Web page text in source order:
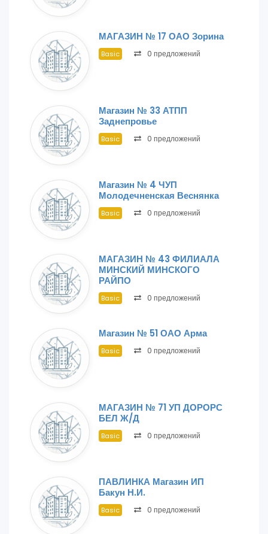
МАГАЗИН № 17 ОАО Зорина
Basic 0 предложений
Магазин № 33 АТПП
Заднепровье
Basic 0 предложений
Магазин № 4 ЧУП
Молодечненская Веснянка
Basic 0 предложений
МАГАЗИН № 43 ФИЛИАЛА
МИНСКИЙ МИНСКОГО
РАЙПО
Basic 0 предложений
Магазин № 51 ОАО Арма
Basic 0 предложений
МАГАЗИН № 71 УП ДОРОРС
БЕЛ Ж/Д
Basic 0 предложений
ПАВЛИНКА Магазин ИП
Бакун Н.И.
Basic 0 предложений